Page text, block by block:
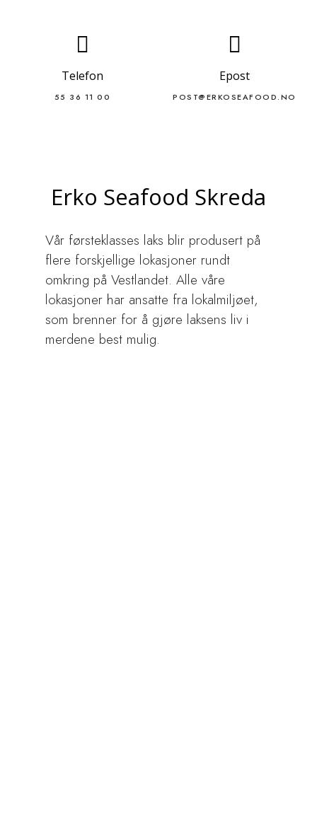
Telefon
55 36 11 00
Epost
POST@ERKOSEAFOOD.NO
Erko Seafood Skreda
Vår førsteklasses laks blir produsert på
flere forskjellige lokasjoner rundt
omkring på Vestlandet. Alle våre
lokasjoner har ansatte fra lokalmiljøet,
som brenner for å gjøre laksens liv i
merdene best mulig.